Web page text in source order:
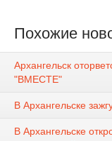
Похожие
Архангельск
"ВМЕСТЕ"
В Архангельске
В Архангельске